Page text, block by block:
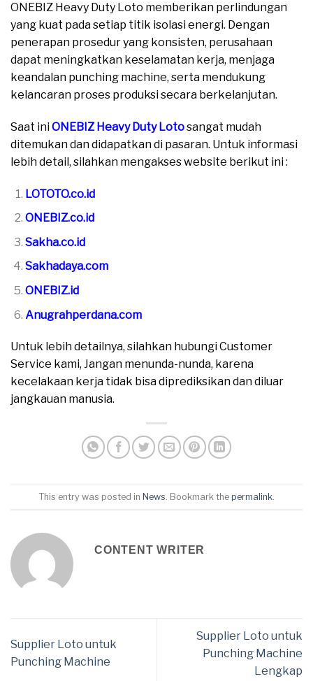
ONEBIZ Heavy Duty Loto memberikan perlindungan
yang kuat pada setiap titik isolasi energi. Dengan
penerapan prosedur yang konsisten, perusahaan
dapat meningkatkan keselamatan kerja, menjaga
keandalan punching machine, serta mendukung
kelancaran proses produksi secara berkelanjutan.
Saat iniONEBIZ Heavy Duty Lotosangat mudah
ditemukan dan didapatkan di pasaran. Untuk informasi
lebih detail, silahkan mengakses website berikut ini :
LOTOTO.co.id
ONEBIZ.co.id
Sakha.co.id
Sakhadaya.com
ONEBIZ.id
Anugrahperdana.com
Untuk lebih detailnya, silahkan hubungi Customer
Service kami, Jangan menunda-nunda, karena
kecelakaan kerja tidak bisa diprediksikan dan diluar
jangkauan manusia.
This entry was posted in News . Bookmark the permalink
CONTENT WRITER
Supplier Loto untuk
Punching Machine
Supplier Loto untuk
Punching Machine
Lengkap